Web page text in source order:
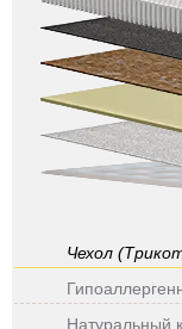
Чехол
Натуральный